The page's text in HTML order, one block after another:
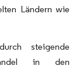
Ländern wie
steigende
in den